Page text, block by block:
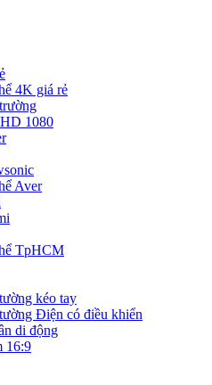
4K giá rẻ
1080
Aver
TpHCM
kéo tay
Điện có điều khiển
di động
16:9